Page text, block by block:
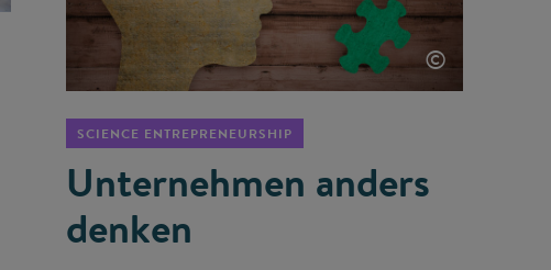
©
SCIENCE ENTREPRENEURSHIP
Unternehmen anders
denken